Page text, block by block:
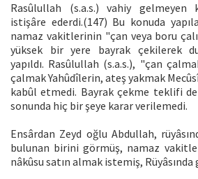
Rasûlullah (s.a.s.) vahiy gelmeyen
istişâre ederdi.(147) Bu konuda
namaz vakitlerinin "çan veya boru
yüksek bir yere bayrak çekilerek
yapıldı. Rasûlullah (s.a.s.), "çan
çalmak Yahûdîlerin, ateş yakmak
kabûl etmedi. Bayrak çekme teklifi
sonunda hiç bir şeye karar verilemedi.
Ensârdan Zeyd oğlu Abdullah,
bulunan birini görmüş, namaz
nâkûsu satın almak istemiş,